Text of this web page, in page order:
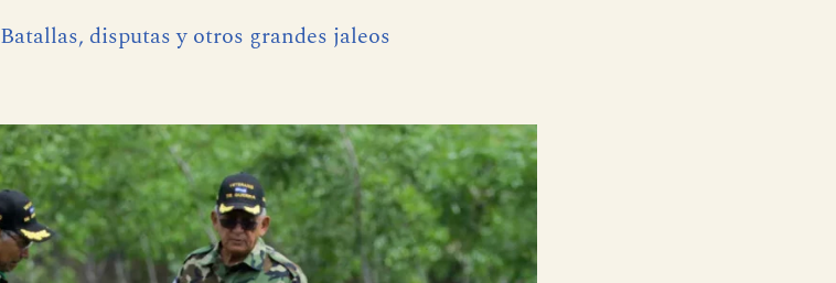
Batallas, disputas y otros grandes jaleos